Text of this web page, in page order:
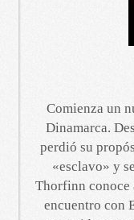
Comienza un
Dinamarca.
perdió su
«esclavo» y
Thorfinn conoce
encuentro con